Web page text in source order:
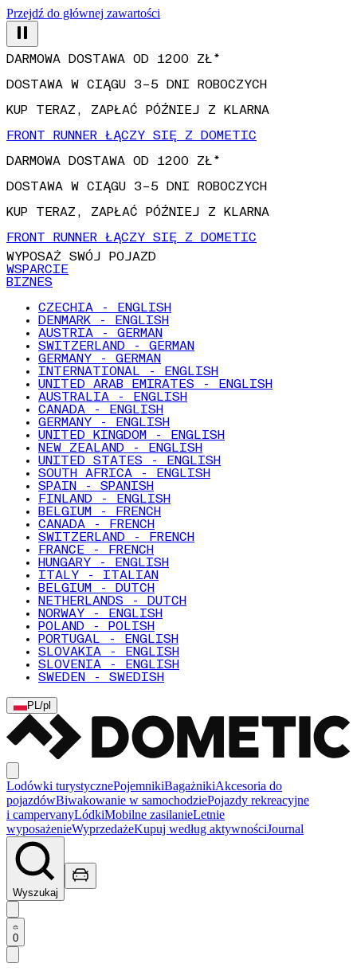
Przejdź do głównej zawartości
DARMOWA DOSTAWA OD 1200 ZŁ*
DOSTAWA W CIĄGU 3–5 DNI ROBOCZYCH
KUP TERAZ, ZAPŁAĆ PÓŹNIEJ Z KLARNA
FRONT RUNNER ŁĄCZY SIĘ Z DOMETIC
DARMOWA DOSTAWA OD 1200 ZŁ*
DOSTAWA W CIĄGU 3–5 DNI ROBOCZYCH
KUP TERAZ, ZAPŁAĆ PÓŹNIEJ Z KLARNA
FRONT RUNNER ŁĄCZY SIĘ Z DOMETIC
WYPOSAŻ SWÓJ POJAZD
WSPARCIE
BIZNES
CZECHIA - ENGLISH
DENMARK - ENGLISH
AUSTRIA - GERMAN
SWITZERLAND - GERMAN
GERMANY - GERMAN
INTERNATIONAL - ENGLISH
UNITED ARAB EMIRATES - ENGLISH
AUSTRALIA - ENGLISH
CANADA - ENGLISH
GERMANY - ENGLISH
UNITED KINGDOM - ENGLISH
NEW ZEALAND - ENGLISH
UNITED STATES - ENGLISH
SOUTH AFRICA - ENGLISH
SPAIN - SPANISH
FINLAND - ENGLISH
BELGIUM - FRENCH
CANADA - FRENCH
SWITZERLAND - FRENCH
FRANCE - FRENCH
HUNGARY - ENGLISH
ITALY - ITALIAN
BELGIUM - DUTCH
NETHERLANDS - DUTCH
NORWAY - ENGLISH
POLAND - POLISH
PORTUGAL - ENGLISH
SLOVAKIA - ENGLISH
SLOVENIA - ENGLISH
SWEDEN - SWEDISH
PL/pl
Lodówki turystycznePojemnikiBagażnikiAkcesoria do
pojazdówBiwakowanie w samochodziePojazdy rekreacyjne
i campervanyLódkiMobilne zasilanieLetnie
wyposażenieWyprzedażeKupuj według aktywnościJournal
Wyszukaj
0